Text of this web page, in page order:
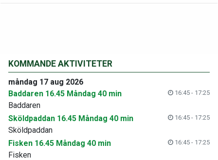
KOMMANDE AKTIVITETER
måndag 17 aug 2026
Baddaren 16.45 Måndag 40 min
16:45 - 17:25
Baddaren
Sköldpaddan 16.45 Måndag 40 min
16:45 - 17:25
Sköldpaddan
Fisken 16.45 Måndag 40 min
16:45 - 17:25
Fisken